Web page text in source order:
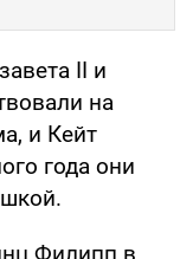
II и
на
и Кейт
года они
Филипп в